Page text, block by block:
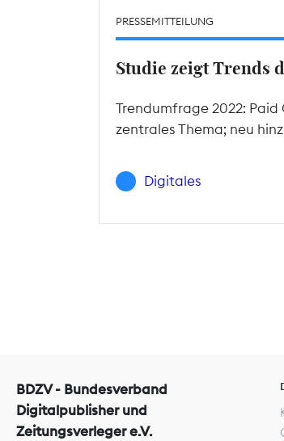
PRESSEMITTEILUNG
Studie zeigt Trends
Trendumfrage 2022:
zentrales Thema; neu
Digitales
BDZV - Bundesverband
Digitalpublisher und
Zeitungsverleger e.V.